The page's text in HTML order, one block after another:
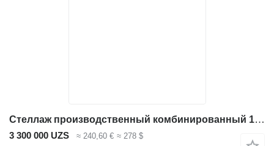
Стеллаж производственный комбинированный 1400*500*2500
3 300 000 UZS ≈ 240,60 € ≈ 278 $